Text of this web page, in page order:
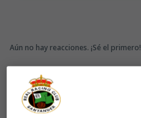
Aún no hay reacciones. ¡Sé el primero!